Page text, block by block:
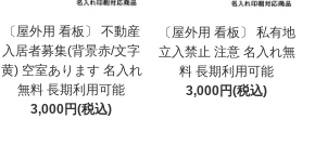
〔屋外用 看板〕 不動産
入居者募集(背景赤/文字
黄) 空室あります 名入れ
無料 長期利用可能
3,000円(税込)
〔屋外用 看板〕 私有地
立入禁止 注意 名入れ無
料 長期利用可能
3,000円(税込)